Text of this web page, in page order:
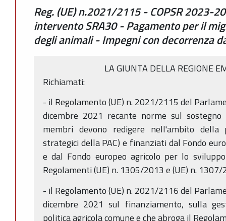
Reg. (UE) n.2021/2115 - COPSR 2023-
intervento SRA30 - Pagamento per il
degli animali - Impegni con decorrenza
LA GIUNTA DELLA REGIONE
Richiamati:
- il Regolamento (UE) n. 2021/2115 del
dicembre 2021 recante norme sul
membri devono redigere nell'ambito della
strategici della PAC) e finanziati dal Fondo
e dal Fondo europeo agricolo per lo
Regolamenti (UE) n. 1305/2013 e (UE) n.
- il Regolamento (UE) n. 2021/2116 del
dicembre 2021 sul finanziamento, sulla
politica agricola comune e che abroga il